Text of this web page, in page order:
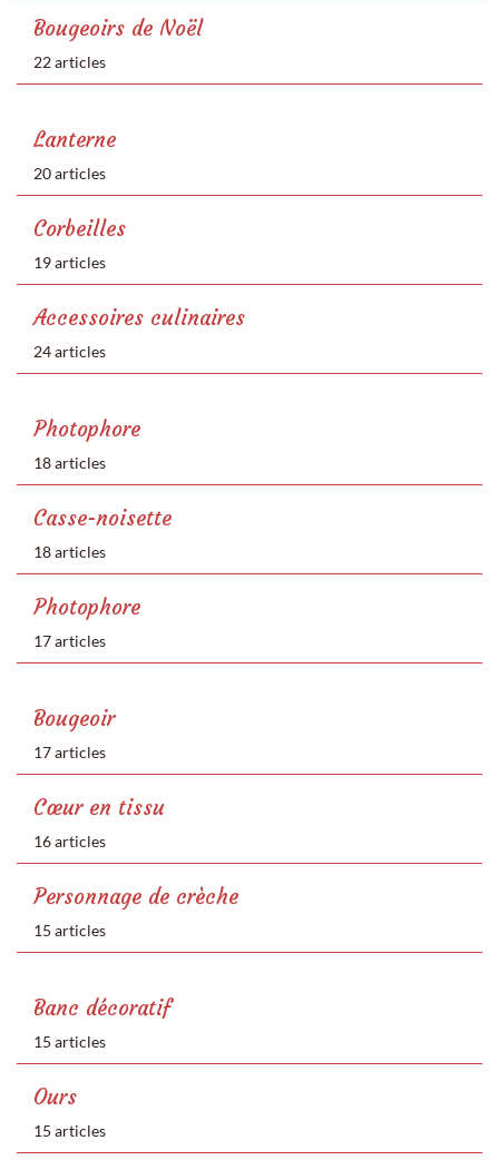
Bougeoirs de Noël
22 articles
Lanterne
20 articles
Corbeilles
19 articles
Accessoires culinaires
24 articles
Photophore
18 articles
Casse-noisette
18 articles
Photophore
17 articles
Bougeoir
17 articles
Cœur en tissu
16 articles
Personnage de crèche
15 articles
Banc décoratif
15 articles
Ours
15 articles